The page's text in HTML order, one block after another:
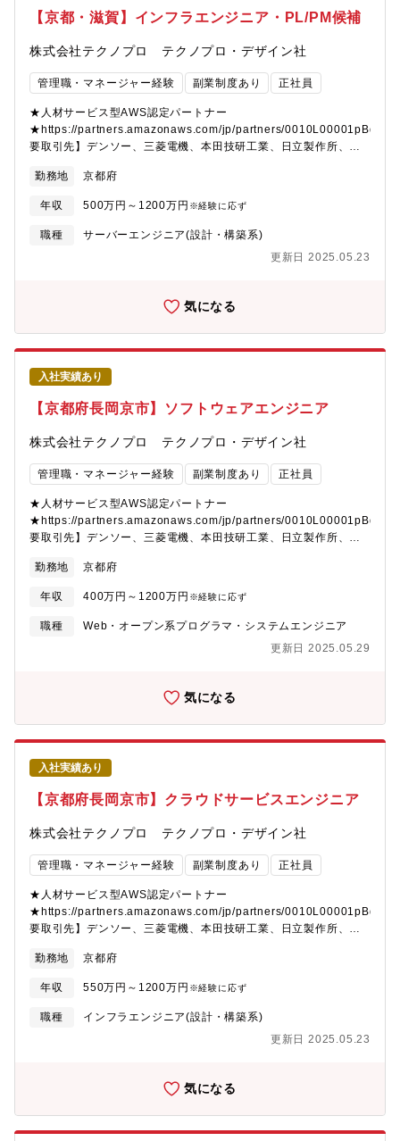
負担でご利用いただけます。技術研修数：1,092研修ヒューマン&
ビジネス系研修：155研修《これまでに研修を受講したエンジニア
は97,492名》階層別、職能別、目的・課題別の研修プログラムを
200種以上用意しており、いつでも学ぶことができます。さらに、
技術研修事業を手がけるグループ会社が運営する、全国60校以上
の外部スクールも活用OK！多様なニーズに対応しています。その
他にもさまざまなプログラムを用意しております。【求める人物
像】＜マインド＞チャレンジ精神旺盛な方顧客との会話が好きな
方＜フィットする人物像＞・スケールの大きい仕事に携わりたい
携わりたい方
ます。タスクの洗い出しや課題抽出・対応方針策定・要求事項整
理・評価など、構想フェーズから関わることができます。【開発
の進め方】PJによりますが、ウォーターフォール、アジャイル、
スクラム開発で進めます。【テクノプロ・デザイン社でのやりが
い】１．話題性の高いモノづくりに携わることができます。２．
PJによっては、白紙の段階から構想をもとに要件設定ができま
す。３．様々な技術を試せる環境で働くことができます。４．
各々の技術力の成長ができる環境です。５．ライフワークバラン
スが取りやすいです。【働く環境】リーディングカンパニーとし
働きやすい職場環境をつくるために、様々な取り組みを行ってい
により抜本的な収益構造改善による給与水準の向上や、エンジニ
アが安定的に強みを磨き続ける環境づくりができるのです。現在
らも「人生を通して徹底的に技術を磨くことができる環境」との
実現委員会」などの独自の研修制度や、そもそもの生き方から共
に考え、悩み、最適なキャリアを描く風土があり、人がいます。
技術を育てる技術が、テクノプロ・デザイン社には溢れていま
す。【豊富な研修制度】自社研修以外にもUdemyやAidemyなど
の外部e-Learningのコンテンツも会社負担でご利用いただけま
す。技術研修数：1,092研修ヒューマン&ビジネス系研修：155研
修《これまでに研修を受講したエンジニアは97,492名》階層別、
職能別、目的・課題別の研修プログラムを200種以上用意してお
り、いつでも学ぶことができます。さらに、技術研修事業を手が
けるグループ会社が運営する、全国60校以上の外部スクールも活
用OK！多様なニーズに対応しています。その他にもさまざまなプ
ログラムを用意しております。【歓迎要件】・Salesforce/GCP全
般の知見・Snowflakeまたは他DWH/BI全般の知見・チケット管
理/各種開発情報共有ツール・PM/PL経験ある場合は以下 Project
管理(ウォーターフォール/アジャイルの理解)・英語の技術文書の
ンド＞チャレンジ精神旺盛な方顧客との会話が好きな方＜フィッ
ことにチャレンジしたい方・今後も需要が高い分野に携わりたい
方
【京都・滋賀】インフラエンジニア・PL/PM候補
株式会社テクノプロ テクノプロ・デザイン社
管理職・マネージャー経験 副業制度あり 正社員
★人材サービス型AWS認定パートナー
★https://partners.amazonaws.com/jp/partners/
要取引先】デンソー、三菱電機、本田技研工業、日立製作所、
【具体的には】取引先は全国の大手企業など800社以上ございま
す。同社とプライム契約を結んでいる、大手メーカーやSIerに
て、ソフトウェア開発（AI、 IoT、アプリ、画像処理、クラウド、
WEB、組込）業務をご担当いただきます。AI、IoT、画像処理の案
験や希望に応じて案件を決定いたします。ユニットと呼ばれるチ
で最大20数名規模で構成されたプロジェクトもございます。経
験・スキルにより、PL、PMとして活躍いただくことも想定してい
ます。【業務内容事例】・製造メーカー向け、仮想環境構築業
務・BtoB用 仮想サーバ、セキュリティソリューションの導入業
務・国内・海外拠点の社内インフラの設計・構築【PJによっては
システム構想から】クライアントが考える構想を元に課題感を抽
出、整理し、解決するために、どのような方法で実現するか方針
を定め取り組んでいます。タスクの洗い出しや課題抽出・対応方
針策定・要求事項整理・評価など、構想フェーズから関わること
ができます。【開発の進め方】PJによりますが、ウォーターフォ
ール、アジャイル、スクラム開発で進めます。【テクノプロ・デ
ザイン社でのやりがい】１．話題性の高いモノづくりに携わるこ
とができます。２．PJによっては、白紙の段階から構想をもとに
要件設定ができます。３．様々な技術を試せる環境で働くことが
できます。４．各々の技術力の成長ができる環境です。５．ライ
カンパニーとして業界価値を高めるために、そして、エンジニア
組みを行っています。例えば、技術コンサルティング業務のさら
なる強化。これにより抜本的な収益構造改善による給与水準の向
るのです。現在53歳の現役エンジニアとしてプロジェクトを統括
きる環境」との声が上がっています。また、社員の夢を実現まで
応援する「自己実現委員会」などの独自の研修制度や、そもそも
の生き方から共に考え、悩み、最適なキャリアを描く風土があ
り、人がいます。技術を育てる技術が、テクノプロ・デザイン社
には溢れています。【豊富な研修制度】自社研修以外にもUdemy
やAidemyなどの外部e-Learningのコンテンツも会社負担でご利
用いただけます。技術研修数：1,092研修ヒューマン&ビジネス系
研修：155研修《これまでに研修を受講したエンジニアは97,492
名》階層別、職能別、目的・課題別の研修プログラムを200種以上
用意しており、いつでも学ぶことができます。さらに、技術研修
事業を手がけるグループ会社が運営する、全国60校以上の外部ス
クールも活用OK！多様なニーズに対応しています。その他にもさ
まざまなプログラムを用意しております。【求める人物像】＜マ
インド＞チャレンジ精神旺盛な方顧客との会話が好きな方＜フィ
ットする人物像＞・スケールの大きい仕事に携わりたい方・新し
い方
勤務地 京都府
年収 500万円～1200万円 ※経験に応ず
職種
サーバーエンジニア(設計・構築系)
更新日 2025.05.23
気になる
入社実績あり
【京都府長岡京市】ソフトウェアエンジニア
株式会社テクノプロ テクノプロ・デザイン社
管理職・マネージャー経験 副業制度あり 正社員
★人材サービス型AWS認定パートナー
★https://partners.amazonaws.com/jp/partners/
要取引先】デンソー、三菱電機、本田技研工業、日立製作所、
【具体的には】京都（長岡京市）の同社お取引先である、大手電
子部品メーカーに常駐して事業推進に関わる開発プロジェクトに
携わっていただきます。【PJによってはシステム構想から】クラ
イアントが考える構想を元に課題感を抽出、整理し、解決するた
す。タスクの洗い出しや課題抽出・対応方針策定・要求事項整
の進め方】PJによりますが、ウォーターフォール、アジャイル、
スクラム開発で進めます。【テクノプロ・デザイン社でのやりが
い】１．話題性の高いモノづくりに携わることができます。２．
PJによっては、白紙の段階から構想をもとに要件設定ができま
す。３．様々な技術を試せる環境で働くことができます。４．
各々の技術力の成長ができる環境です。５．ライフワークバラン
スが取りやすいです。【働く環境】リーディングカンパニーとし
て業界価値を高めるために、そして、エンジニアの選択肢が多い
働きやすい職場環境をつくるために、様々な取り組みを行ってい
ます。例えば、技術コンサルティング業務のさらなる強化。これ
により抜本的な収益構造改善による給与水準の向上や、エンジニ
アが安定的に強みを磨き続ける環境づくりができるのです。現在
53歳の現役エンジニアとしてプロジェクトを統括する社員などか
らも「人生を通して徹底的に技術を磨くことができる環境」との
声が上がっています。また、社員の夢を実現まで応援する「自己
に考え、悩み、最適なキャリアを描く風土があり、人がいます。
す。【豊富な研修制度】自社研修以外にもUdemyやAidemyなど
の外部e-Learningのコンテンツも会社負担でご利用いただけま
修《これまでに研修を受講したエンジニアは97,492名》階層別、
り、いつでも学ぶことができます。さらに、技術研修事業を手が
けるグループ会社が運営する、全国60校以上の外部スクールも活
用OK！多様なニーズに対応しています。その他にもさまざまなプ
ログラムを用意しております。【求める人物像】＜マインド＞チ
勤務地 京都府
年収 400万円～1200万円 ※経験に応ず
職種
Web・オープン系プログラマ・システムエンジニア
更新日 2025.05.29
気になる
入社実績あり
【京都府長岡京市】クラウドサービスエンジニア
株式会社テクノプロ テクノプロ・デザイン社
管理職・マネージャー経験 副業制度あり 正社員
★人材サービス型AWS認定パートナー
★https://partners.amazonaws.com/jp/partners/
要取引先】デンソー、三菱電機、本田技研工業、日立製作所、
【具体的には】京都（長岡京市）の同社お取引先である、大手電
子部品メーカーに常駐して事業推進に関わる開発プロジェクトに
携わっていただきます。【PJによってはシステム構想から】クラ
イアントが考える構想を元に課題感を抽出、整理し、解決するた
す。タスクの洗い出しや課題抽出・対応方針策定・要求事項整
の進め方】PJによりますが、ウォーターフォール、アジャイル、
スクラム開発で進めます。【テクノプロ・デザイン社でのやりが
い】１．話題性の高いモノづくりに携わることができます。２．
PJによっては、白紙の段階から構想をもとに要件設定ができま
勤務地 京都府
年収 550万円～1200万円 ※経験に応ず
職種
インフラエンジニア(設計・構築系)
更新日 2025.05.23
気になる